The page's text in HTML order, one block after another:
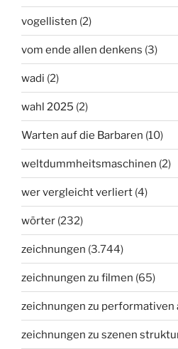
vogellisten (2)
vom ende allen denkens (3)
wadi (2)
wahl 2025 (2)
Warten auf die Barbaren (10)
weltdummheitsmaschinen (2)
wer vergleicht verliert (4)
wörter (232)
zeichnungen (3.744)
zeichnungen zu filmen (65)
zeichnungen zu performativen
zeichnungen zu szenen